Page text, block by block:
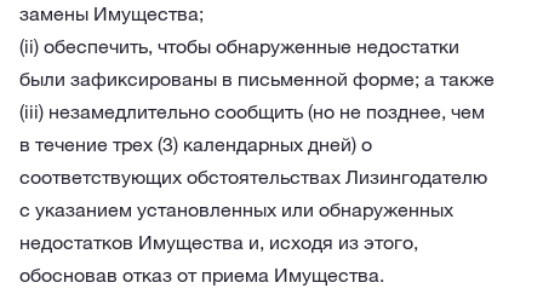
замены Имущества;
(ii) обеспечить, чтобы обнаруженные недостатки
были зафиксированы в письменной форме; а также
(iii) незамедлительно сообщить (но не позднее, чем
в течение трех (3) календарных дней) о
соответствующих обстоятельствах Лизингодателю
с указанием установленных или обнаруженных
недостатков Имущества и, исходя из этого,
обосновав отказ от приема Имущества.